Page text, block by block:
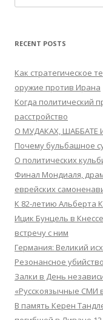
for:
RECENT POSTS
Как стратегическое
оружие против Ирана
Когда политический
расстройство
О МУДАКАХ, ШАББАТЕ
Почему бульбашное
О политических
Финал Мондиаля,
еврейских
К 82-летию Альберта
Ицик Бунцель в
встречу с ним
Германия: Великий
Резонансное
Залки в День
«Русскоязычные СМИ
В память Керен